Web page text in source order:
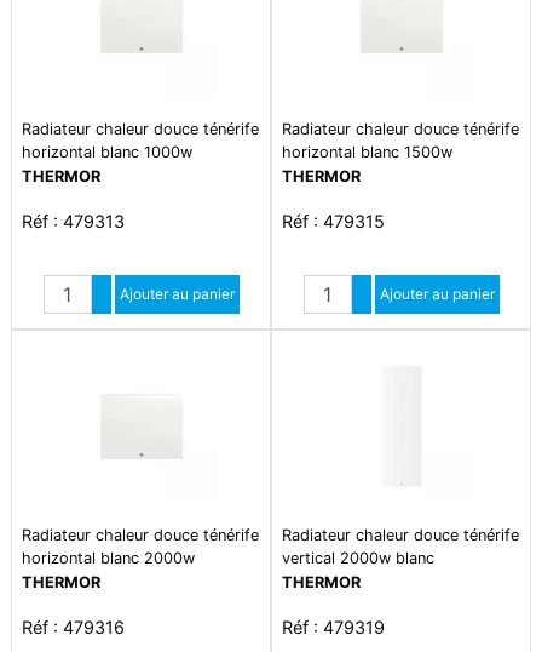
Radiateur chaleur douce ténérife
horizontal blanc 1000w
THERMOR
Réf : 479313
Quantité
Augmenter quantité
Diminuer quantité
Ajouter au panier
Radiateur chaleur douce ténérife
horizontal blanc 1500w
THERMOR
Réf : 479315
Quantité
Augmenter quantité
Diminuer quantité
Ajouter au panier
Radiateur chaleur douce ténérife
horizontal blanc 2000w
THERMOR
Réf : 479316
Radiateur chaleur douce ténérife
vertical 2000w blanc
THERMOR
Réf : 479319